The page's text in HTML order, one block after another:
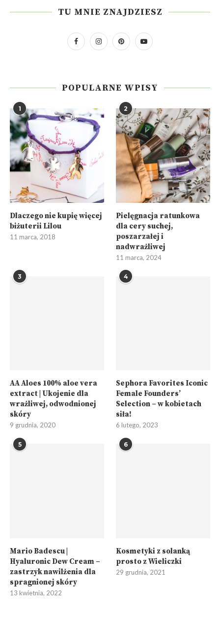
TU MNIE ZNAJDZIESZ
POPULARNE WPISY
1
Dlaczego nie kupię więcej
biżuterii Lilou
11 marca, 2018
2
Pielęgnacja ratunkowa
dla cery suchej,
poszarzałej i
nadwrażliwej
11 marca, 2024
3
AA Aloes 100% aloe vera
extract | Ukojenie dla
wrażliwej, odwodnionej
skóry
9 grudnia, 2020
4
Sephora Favorites Iconic
Female Founders’
Selection – w kobietach
siła!
6 lutego, 2023
5
Mario Badescu |
Hyaluronic Dew Cream –
zastrzyk nawilżenia dla
spragnionej skóry
13 kwietnia, 2022
6
Kosmetyki z solanką
prosto z Wieliczki
29 grudnia, 2021